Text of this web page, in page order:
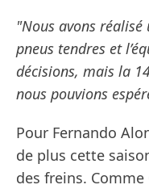
"Nous avons
pneus tendres et
décisions, mais la
nous pouvions
Pour Fernando
de plus cette
des freins.